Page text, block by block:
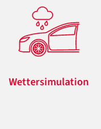
Wettersimulation